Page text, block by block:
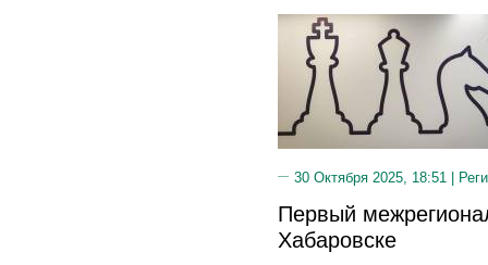
30 Октября 2025, 18:51 |
Первый
Хабаровске